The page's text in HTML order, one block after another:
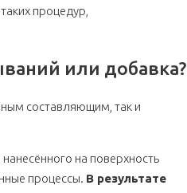
процедур,
или добавка?
составляющим, так и
на поверхность
процессы. В результате